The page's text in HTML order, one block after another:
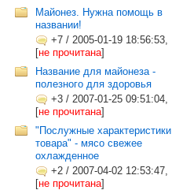
Майонез. Нужна помощь в
названии!
+7 / 2005-01-19 18:56:53,
[не прочитана]
Название для майонеза -
полезного для здоровья
+3 / 2007-01-25 09:51:04,
[не прочитана]
"Послужные характеристики
товара" - мясо свежее
охлажденное
+2 / 2007-04-02 12:53:47,
[не прочитана]